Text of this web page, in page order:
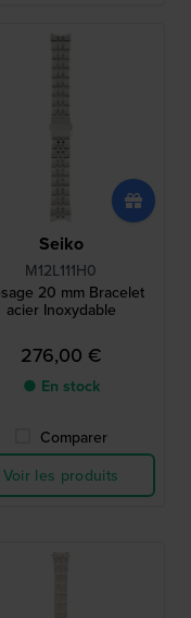
Seiko
M12L111H0
20 mm Bracelet
acier Inoxydable
276,00 €
● En stock
Comparer
Voir les produits